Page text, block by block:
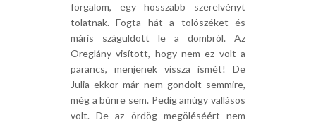
forgalom, egy hosszabb szerelvényt
tolatnak. Fogta hát a tolószéket és
máris száguldott le a dombról. Az
Öreglány visított, hogy nem ez volt a
parancs, menjenek vissza ismét! De
Julia ekkor már nem gondolt semmire,
még a bűnre sem. Pedig amúgy vallásos
volt. De az ördög megöléséért nem